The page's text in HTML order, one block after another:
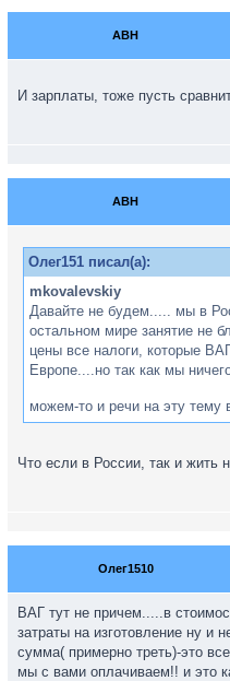
ABH
И зарплаты, тоже пусть
ABH
Олег151 писал(а):
mkovalevskiy
Давайте не будем..... мы в
остальном мире занятие не
цены все налоги, которые
Европе....но так как мы
можем-то и речи на эту тему
Что если в России, так и жить
Олег1510
ВАГ тут не причем.....в
затраты на изготовление ну и
сумма( примерно треть)-это
мы с вами оплачиваем!! и это